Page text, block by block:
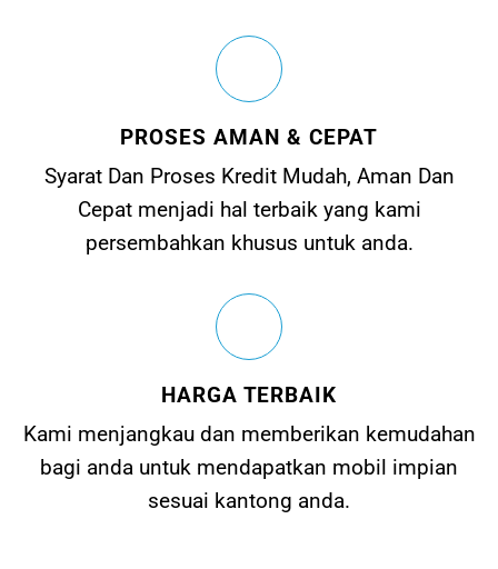
PROSES AMAN & CEPAT
Syarat Dan Proses Kredit Mudah, Aman Dan
Cepat menjadi hal terbaik yang kami
persembahkan khusus untuk anda.
HARGA TERBAIK
Kami menjangkau dan memberikan kemudahan
bagi anda untuk mendapatkan mobil impian
sesuai kantong anda.